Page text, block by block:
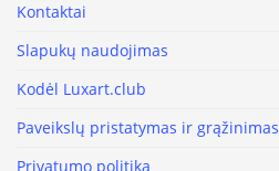
Kontaktai
Slapukų naudojimas
Kodėl Luxart.club
Paveikslų pristatymas ir grąžinimas
Privatumo politika